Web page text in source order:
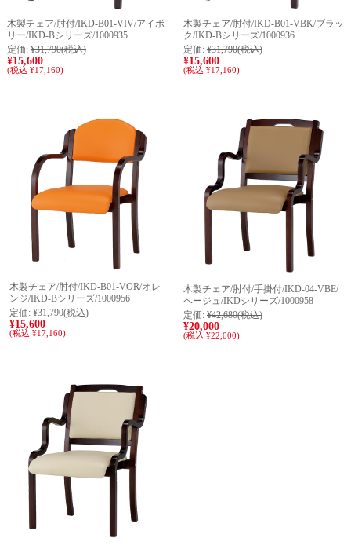
木製チェア/肘付/IKD-B01-VIV/アイボ
リー/IKD-Bシリーズ/1000935
定価: ¥31,790(税込)
¥15,600
(税込 ¥17,160)
木製チェア/肘付/IKD-B01-VBK/ブラッ
ク/IKD-Bシリーズ/1000936
定価: ¥31,790(税込)
¥15,600
(税込 ¥17,160)
木製チェア/肘付/IKD-B01-VOR/オレ
ンジ/IKD-Bシリーズ/1000956
定価: ¥31,790(税込)
¥15,600
(税込 ¥17,160)
木製チェア/肘付/手掛付/IKD-04-VBE/
ベージュ/IKDシリーズ/1000958
定価: ¥42,680(税込)
¥20,000
(税込 ¥22,000)